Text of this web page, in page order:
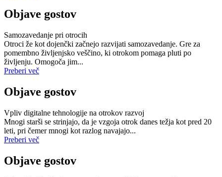
Objave gostov
Samozavedanje pri otrocih
Otroci že kot dojenčki začnejo razvijati samozavedanje. Gre za
pomembno življenjsko veščino, ki otrokom pomaga pluti po
življenju. Omogoča jim...
Preberi več
Objave gostov
Vpliv digitalne tehnologije na otrokov razvoj
Mnogi starši se strinjajo, da je vzgoja otrok danes težja kot pred 20
leti, pri čemer mnogi kot razlog navajajo...
Preberi več
Objave gostov